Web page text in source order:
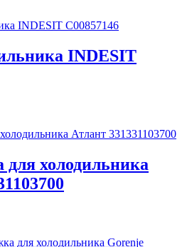
INDESIT
холодильника